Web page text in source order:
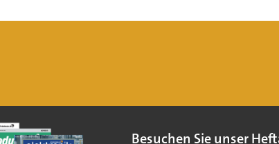
Besuchen Sie unser